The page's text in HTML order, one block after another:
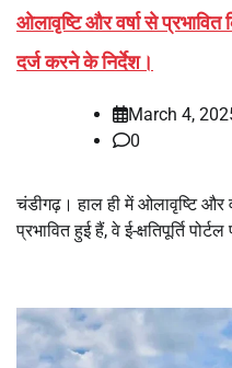
ओलावृष्टि और वर्षा से
दर्ज करने के निर्देश।
March 4,
0
चंडीगढ़। हाल ही में ओलावृष्टि और
प्रभावित हुई हैं, वे ई-क्षतिपूर्ति